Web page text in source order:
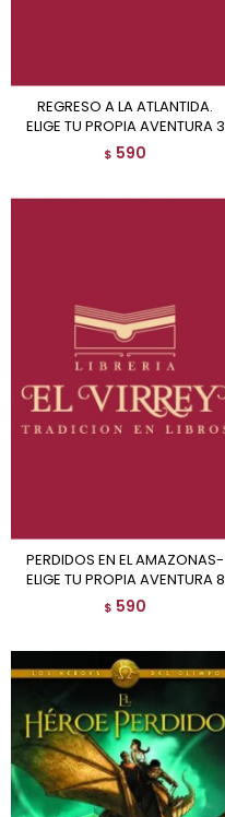
REGRESO A LA ATLANTIDA.
ELIGE TU PROPIA AVENTURA 3
$ 590
PERDIDOS EN EL AMAZONAS-
ELIGE TU PROPIA AVENTURA 8
$ 590